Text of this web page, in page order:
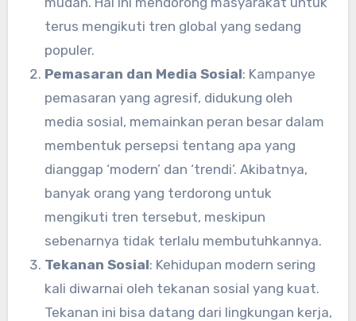
terus mengikuti tren global yang sedang
populer.
Pemasaran dan Media Sosial: Kampanye
pemasaran yang agresif, didukung oleh
media sosial, memainkan peran besar dalam
membentuk persepsi tentang apa yang
dianggap ‘modern’ dan ‘trendi’. Akibatnya,
banyak orang yang terdorong untuk
mengikuti tren tersebut, meskipun
sebenarnya tidak terlalu membutuhkannya.
Tekanan Sosial: Kehidupan modern sering
kali diwarnai oleh tekanan sosial yang kuat.
Tekanan ini bisa datang dari lingkungan kerja,